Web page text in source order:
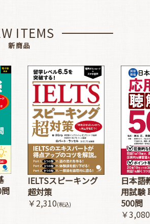
ITEMS
新商品
IELTSスピーキング
超対策
￥2,310(税込)
日本語
用試験
500問
￥3,080